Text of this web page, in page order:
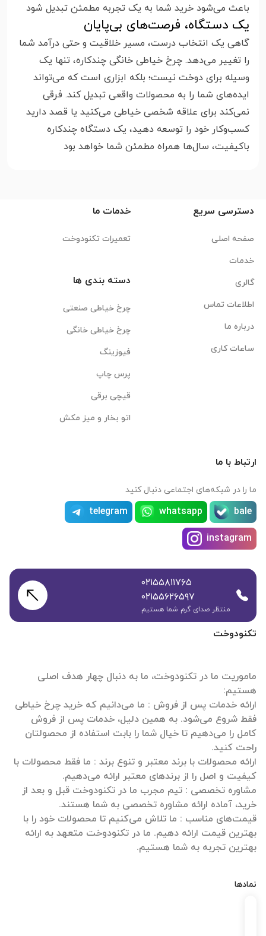
باعث می‌شود خرید شما به یک تجربه مطمئن تبدیل شود
یک دستگاه، فرصت‌های بی‌پایان
گاهی یک انتخاب درست، مسیر خلاقیت و حتی درآمد شما
را تغییر می‌دهد. چرخ خیاطی خانگی چندکاره، تنها یک
وسیله برای دوخت نیست؛ بلکه ابزاری است که می‌تواند
ایده‌های شما را به محصولات واقعی تبدیل کند. فرقی
نمی‌کند برای علاقه شخصی خیاطی می‌کنید یا قصد دارید
کسب‌وکار خود را توسعه دهید، یک دستگاه چندکاره
باکیفیت، سال‌ها همراه مطمئن شما خواهد بود
تکنودوخت
ماموریت ما در تکنودوخت، ما به دنبال چهار هدف اصلی
ارائه خدمات پس از فروش : ما می‌دانیم که خرید چرخ خیاطی
فقط شروع می‌شود. به همین دلیل، خدمات پس از فروش
کامل را می‌دهیم تا خیال شما را بابت استفاده از محصولتان
ارائه محصولات با برند معتبر و تنوع برند : ما فقط محصولات با
مشاوره تخصصی : تیم مجرب ما در تکنودوخت قبل و بعد از
قیمت‌های مناسب : ما تلاش می‌کنیم تا محصولات خود را با
بهترین قیمت ارائه دهیم. ما در تکنودوخت متعهد به ارائه
بهترین تجربه به شما هستیم.
نمادها
دسترسی سریع
صفحه اصلی
خدمات
گالری
اطلاعات تماس
درباره ما
ساعات کاری
خدمات ما
تعمیرات تکنودوخت
دسته بندی ها
چرخ خیاطی صنعتی
چرخ خیاطی خانگی
فیوزینگ
پرس چاپ
قیچی برقی
اتو بخار و میز مکش
ارتباط با ما
ما را در شبکه‌های اجتماعی دنبال کنید
bale
whatsapp
telegram
instagram
۰۲۱۵۵۸۱۱۷۶۵
۰۲۱۵۵۶۲۶۵۹۷
منتظر صدای گرم شما هستیم